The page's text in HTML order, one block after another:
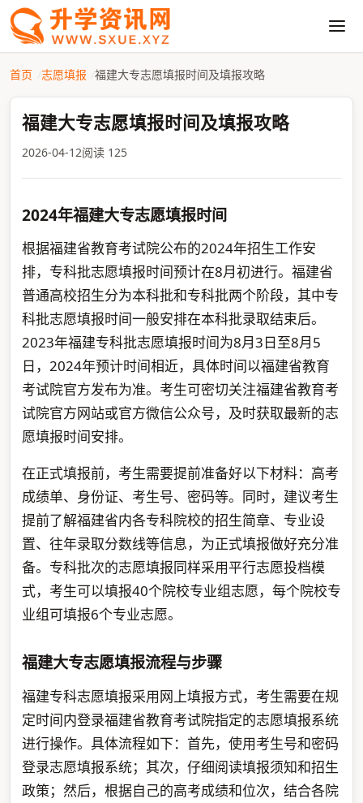
首页 志愿填报 福建大专志愿填报时间及填报攻略
福建大专志愿填报时间及填报攻略
2026-04-12阅读 125
2024年福建大专志愿填报时间
根据福建省教育考试院公布的2024年招生工作安
排，专科批志愿填报时间预计在8月初进行。福建省
普通高校招生分为本科批和专科批两个阶段，其中专
科批志愿填报时间一般安排在本科批录取结束后。
2023年福建专科批志愿填报时间为8月3日至8月5
日，2024年预计时间相近，具体时间以福建省教育
考试院官方发布为准。考生可密切关注福建省教育考
试院官方网站或官方微信公众号，及时获取最新的志
愿填报时间安排。
在正式填报前，考生需要提前准备好以下材料：高考
成绩单、身份证、考生号、密码等。同时，建议考生
提前了解福建省内各专科院校的招生简章、专业设
置、往年录取分数线等信息，为正式填报做好充分准
备。专科批次的志愿填报同样采用平行志愿投档模
式，考生可以填报40个院校专业组志愿，每个院校专
业组可填报6个专业志愿。
福建大专志愿填报流程与步骤
福建专科志愿填报采用网上填报方式，考生需要在规
定时间内登录福建省教育考试院指定的志愿填报系统
进行操作。具体流程如下：首先，使用考生号和密码
登录志愿填报系统；其次，仔细阅读填报须知和招生
政策；然后，根据自己的高考成绩和位次，结合各院